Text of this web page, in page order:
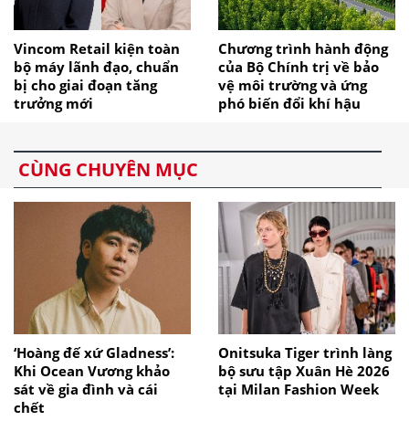
Vincom Retail kiện toàn
bộ máy lãnh đạo, chuẩn
bị cho giai đoạn tăng
trưởng mới
Chương trình hành động
của Bộ Chính trị về bảo
vệ môi trường và ứng
phó biến đổi khí hậu
CÙNG CHUYÊN MỤC
‘Hoàng đế xứ Gladness’:
Khi Ocean Vương khảo
sát về gia đình và cái
chết
Onitsuka Tiger trình làng
bộ sưu tập Xuân Hè 2026
tại Milan Fashion Week